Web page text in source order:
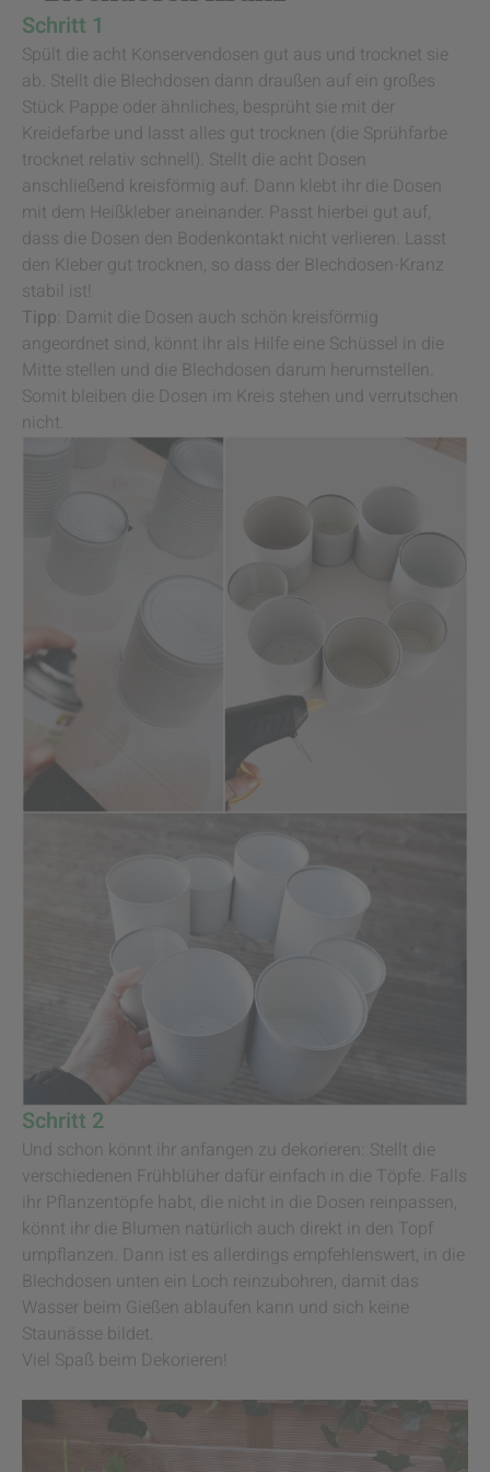
Schritt 1
Spült die acht Konservendosen gut aus und trocknet sie
ab. Stellt die Blechdosen dann draußen auf ein großes
Stück Pappe oder ähnliches, besprüht sie mit der
Kreidefarbe und lasst alles gut trocknen (die Sprühfarbe
trocknet relativ schnell). Stellt die acht Dosen
anschließend kreisförmig auf. Dann klebt ihr die Dosen
mit dem Heißkleber aneinander. Passt hierbei gut auf,
dass die Dosen den Bodenkontakt nicht verlieren. Lasst
den Kleber gut trocknen, so dass der Blechdosen-Kranz
stabil ist!
Tipp: Damit die Dosen auch schön kreisförmig
angeordnet sind, könnt ihr als Hilfe eine Schüssel in die
Mitte stellen und die Blechdosen darum herumstellen.
Somit bleiben die Dosen im Kreis stehen und verrutschen
nicht.
Schritt 2
Und schon könnt ihr anfangen zu dekorieren: Stellt die
verschiedenen Frühblüher dafür einfach in die Töpfe. Falls
ihr Pflanzentöpfe habt, die nicht in die Dosen reinpassen,
könnt ihr die Blumen natürlich auch direkt in den Topf
umpflanzen. Dann ist es allerdings empfehlenswert, in die
Blechdosen unten ein Loch reinzubohren, damit das
Wasser beim Gießen ablaufen kann und sich keine
Staunässe bildet.
Viel Spaß beim Dekorieren!